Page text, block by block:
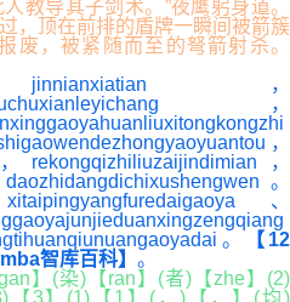
教导其子剑术。”夜鹰躬身道。
顶在前排的盾牌一瞬间被箭簇
废，被紧随而至的弩箭射杀。
，
，
，
rekongqizhiliuzaijindimian，
。
、
。
【12
智库百科】 。
(染)【ran】(者)【zhe】(2)
3】(1)【1】(，)【，】(均)